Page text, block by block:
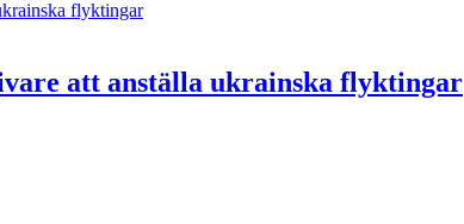
att anställa ukrainska flyktingar